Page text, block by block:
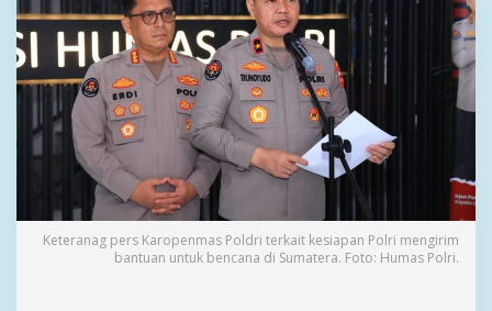
m
B
a
n
t
u
n
K
e
m
Keteranag pers Karopenmas Poldri terkait kesiapan Polri mengirim
bantuan untuk bencana di Sumatera. Foto: Humas Polri.